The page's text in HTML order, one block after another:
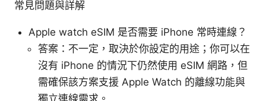
常見問題與詳解
Apple watch eSIM 是否需要 iPhone 常時連線？
答案：不一定，取決於你設定的用途；你可以在
沒有 iPhone 的情況下仍然使用 eSIM 網路，但
需確保該方案支援 Apple Watch 的離線功能與
獨立連線需求。